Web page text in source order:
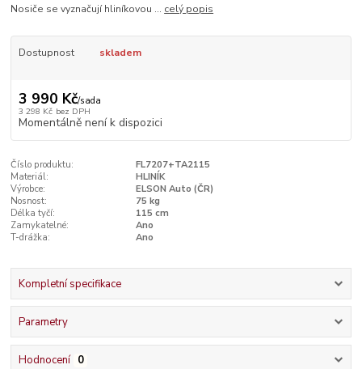
Nosiče se vyznačují hliníkovou ... celý popis
Dostupnost skladem
3 990 Kč/sada
3 298 Kč bez DPH
Momentálně není k dispozici
Číslo produktu:
FL7207+TA2115
Materiál:
HLINÍK
Výrobce:
ELSON Auto (ČR)
Nosnost:
75 kg
Délka tyčí:
115 cm
Zamykatelné:
Ano
T-drážka:
Ano
Kompletní specifikace
Parametry
Hodnocení 0